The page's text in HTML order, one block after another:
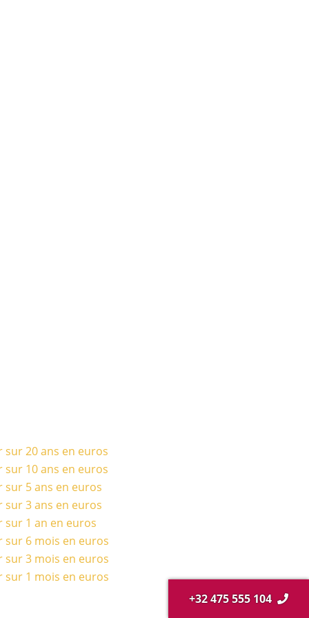
sur 20 ans en euros
sur 10 ans en euros
sur 5 ans en euros
sur 3 ans en euros
sur 1 an en euros
sur 6 mois en euros
sur 3 mois en euros
sur 1 mois en euros
+32 475 555 104